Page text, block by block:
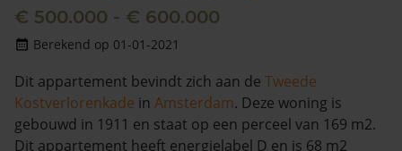
€ 500.000 - € 600.000
Berekend op 01-01-2021
Dit appartement bevindt zich aan de Tweede
Kostverlorenkade in Amsterdam. Deze woning is
gebouwd in 1911 en staat op een perceel van 169 m2.
Dit appartement heeft energielabel D en is 68 m2